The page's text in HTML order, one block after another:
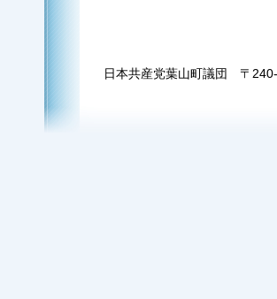
日本共産党葉山町議団 〒